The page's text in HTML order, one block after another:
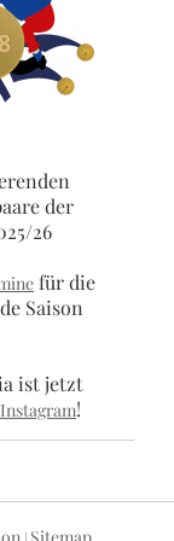
der
26
für die
Saison
ist jetzt
Instagram!